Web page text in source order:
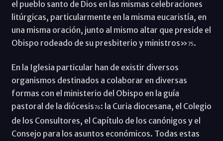
el pueblo santo de Dios en las mismas celebraciones
litúrgicas, particularmente en la misma eucaristía, en
una misma oración, junto al mismo altar que preside el
Obispo rodeado de su presbiterio y ministros» 75.
En la Iglesia particular han de existir diversos
organismos destinados a colaborar en diversas
formas con el ministerio del Obispo en la guía
pastoral de la diócesis76: la Curia diocesana, el Colegio
de los Consultores, el Capítulo de los canónigos y el
Consejo para los asuntos económicos. Todas estas